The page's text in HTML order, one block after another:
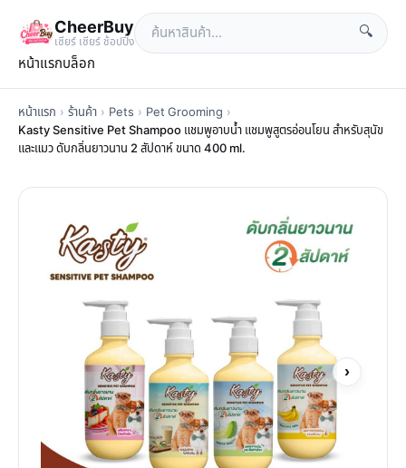
CheerBuy
เซียร์ เซียร์ ช้อปปิ้ง
🔍
หน้าแรกบล็อก
หน้าแรก › ร้านค้า › Pets › Pet Grooming ›
Kasty Sensitive Pet Shampoo แชมพูอาบน้ำ แชมพูสูตรอ่อนโยน สำหรับสุนัข
และแมว ดับกลิ่นยาวนาน 2 สัปดาห์ ขนาด 400 ml.
›